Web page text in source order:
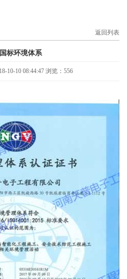
返回列表
标环境体系
10-10 08:44:47 浏览：556